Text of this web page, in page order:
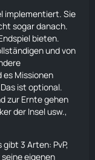
implementiert. Sie
sogar danach.
bieten.
und von
es Missionen
ist optional.
zur Ernte gehen
der Insel usw.,
3 Arten: PvP,
seine eigenen